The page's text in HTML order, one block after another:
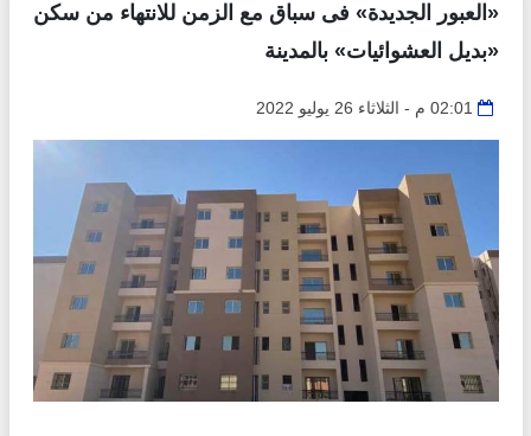
«العبور الجديدة» فى سباق مع الزمن للانتهاء من سكن
«بديل العشوائيات» بالمدينة
02:01 م - الثلاثاء 26 يوليو 2022